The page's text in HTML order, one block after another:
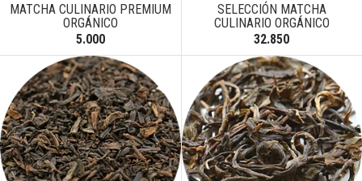
MATCHA CULINARIO PREMIUM
ORGÁNICO
5.000
SELECCIÓN MATCHA
CULINARIO ORGÁNICO
32.850